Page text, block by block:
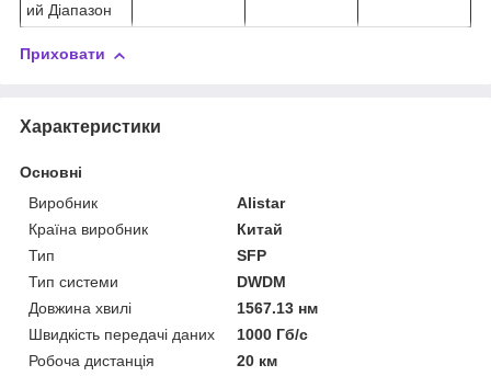
ий Діапазон
Приховати
Характеристики
Основні
Виробник
Alistar
Країна виробник
Китай
Тип
SFP
Тип системи
DWDM
Довжина хвилі
1567.13 нм
Швидкість передачі даних
1000 Гб/с
Робоча дистанція
20 км